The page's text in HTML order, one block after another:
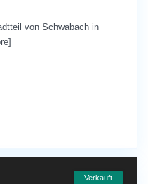
von Schwabach in
Verkauft